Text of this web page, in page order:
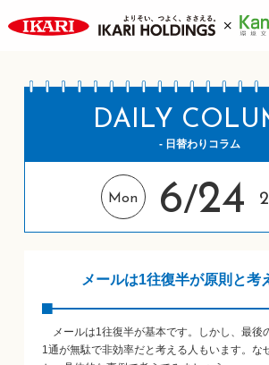
DAILY
- 日替わりコラム
Mon 6/24
メールは1往復半が原則と考
メールは1往復半が基本です。しかし、最後
1通が無駄で非効率だと考える人もいます。な